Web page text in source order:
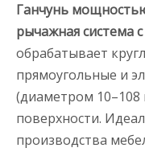
Ганчунь
рычажная система
обрабатывает
прямоугольные и
(диаметром
поверхности.
производства